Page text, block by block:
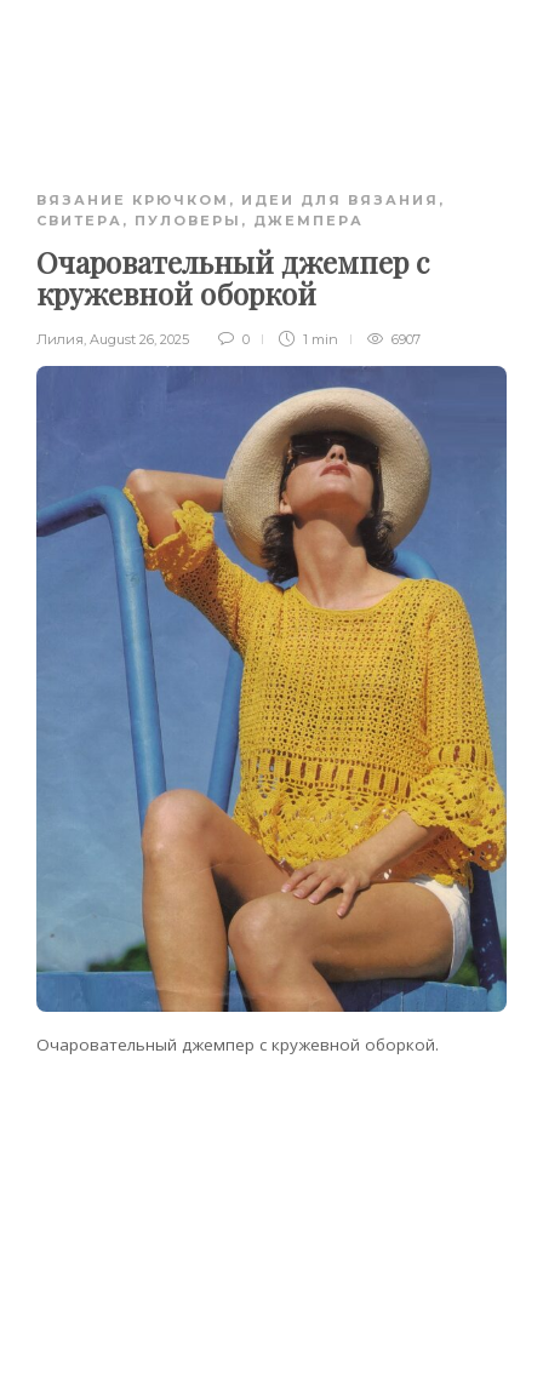
ВЯЗАНИЕ КРЮЧКОМ , ИДЕИ ДЛЯ ВЯЗАНИЯ ,
СВИТЕРА, ПУЛОВЕРЫ, ДЖЕМПЕРА
Очаровательный джемпер с
кружевной оборкой
Лилия August 26, 2025 0 1 min 6907
Очаровательный джемпер с кружевной оборкой.